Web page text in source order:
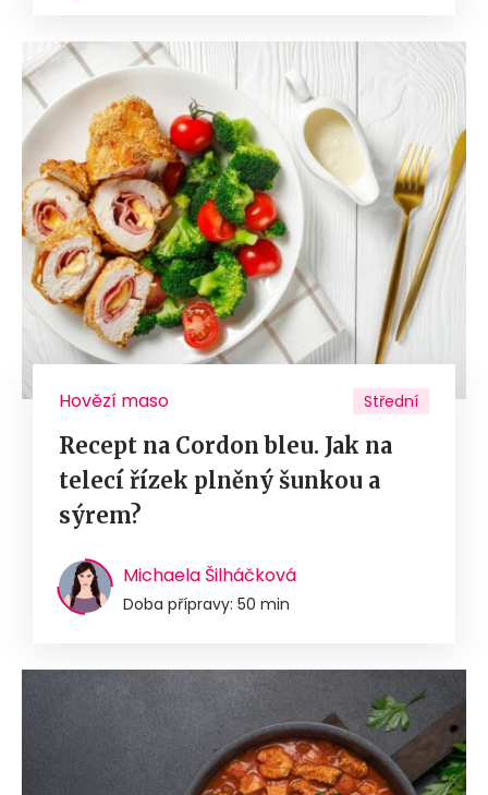
Hovězí maso Střední
Recept na Cordon bleu. Jak na
telecí řízek plněný šunkou a
sýrem?
Michaela Šilháčková
Doba přípravy: 50 min